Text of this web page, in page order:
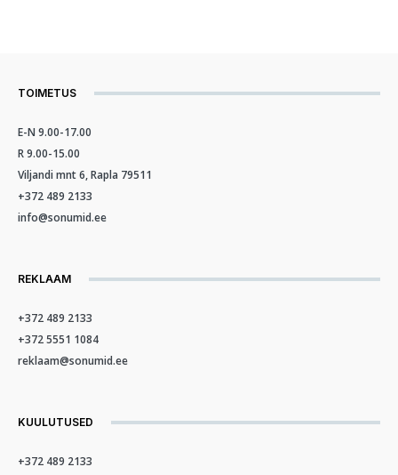
TOIMETUS
E-N 9.00-17.00
R 9.00-15.00
Viljandi mnt 6, Rapla 79511
+372 489 2133
info@sonumid.ee
REKLAAM
+372 489 2133
+372 5551 1084
reklaam@sonumid.ee
KUULUTUSED
+372 489 2133